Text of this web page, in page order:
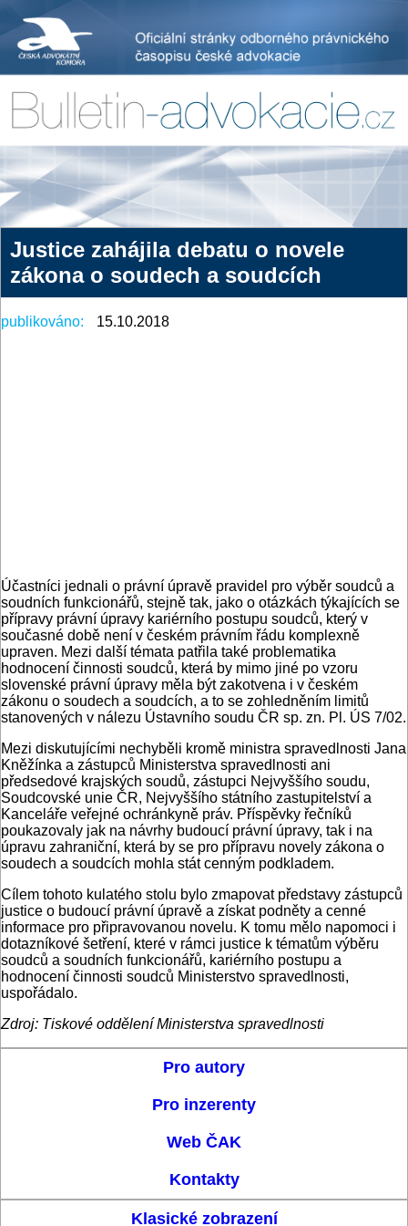
Justice zahájila debatu o novele
zákona o soudech a soudcích
publikováno: 15.10.2018
Účastníci jednali o právní úpravě pravidel pro výběr soudců a
soudních funkcionářů, stejně tak, jako o otázkách týkajících se
přípravy právní úpravy kariérního postupu soudců, který v
současné době není v českém právním řádu komplexně
upraven. Mezi další témata patřila také problematika
hodnocení činnosti soudců, která by mimo jiné po vzoru
slovenské právní úpravy měla být zakotvena i v českém
zákonu o soudech a soudcích, a to se zohledněním limitů
stanovených v nálezu Ústavního soudu ČR sp. zn. Pl. ÚS 7/02.
Mezi diskutujícími nechyběli kromě ministra spravedlnosti Jana
Kněžínka a zástupců Ministerstva spravedlnosti ani
předsedové krajských soudů, zástupci Nejvyššího soudu,
Soudcovské unie ČR, Nejvyššího státního zastupitelství a
Kanceláře veřejné ochránkyně práv. Příspěvky řečníků
poukazovaly jak na návrhy budoucí právní úpravy, tak i na
úpravu zahraniční, která by se pro přípravu novely zákona o
soudech a soudcích mohla stát cenným podkladem.
Cílem tohoto kulatého stolu bylo zmapovat představy zástupců
justice o budoucí právní úpravě a získat podněty a cenné
informace pro připravovanou novelu. K tomu mělo napomoci i
dotazníkové šetření, které v rámci justice k tématům výběru
soudců a soudních funkcionářů, kariérního postupu a
hodnocení činnosti soudců Ministerstvo spravedlnosti,
uspořádalo.
Zdroj: Tiskové oddělení Ministerstva spravedlnosti
Pro autory
Pro inzerenty
Web ČAK
Kontakty
Klasické zobrazení